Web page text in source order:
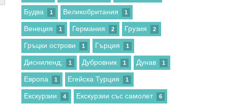
Будва 1 Великобритания 1
Венеция 1 Германия 2 Грузия 2
Гръцки острови 1 Гърция 1
Дисниленд; 1 Дубровник 1 Дунав 1
Европа 1 Егейска Турция 1
Екскурзии 4 Екскурзии със самолет 6